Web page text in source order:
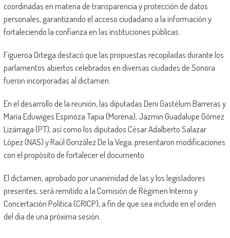
coordinadas en materia de transparencia y protección de datos
personales, garantizando el acceso ciudadano a la información y
fortaleciendo la confianza en las instituciones públicas.
Figueroa Ortega destacó que las propuestas recopiladas durante los
parlamentos abiertos celebrados en diversas ciudades de Sonora
fueron incorporadas al dictamen.
En el desarrollo de la reunión, las diputadas Deni Gastélum Barreras y
María Eduwiges Espinoza Tapia (Morena), Jazmín Guadalupe Gómez
Lizárraga (PT), así como los diputados César Adalberto Salazar
López (NAS) y Raúl González De la Vega, presentaron modificaciones
con el propósito de fortalecer el documento.
El dictamen, aprobado por unanimidad de las y los legisladores
presentes, será remitido a la Comisión de Régimen Interno y
Concertación Política (CRICP), a fin de que sea incluido en el orden
del día de una próxima sesión.